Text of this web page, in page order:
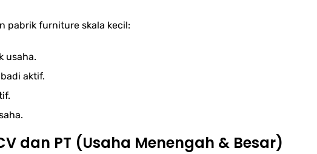
pabrik furniture skala kecil:
usaha.
aktif.
dan PT (Usaha Menengah & Besar)